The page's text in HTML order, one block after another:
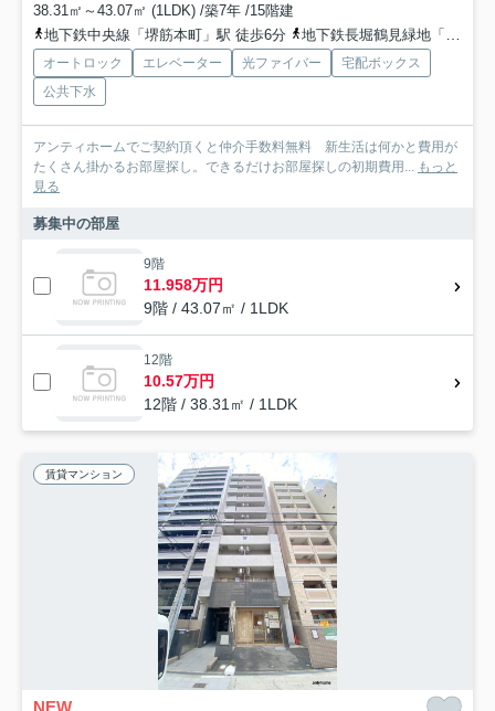
38.31㎡～43.07㎡ (1LDK) /築7年 /15階建
地下鉄中央線「堺筋本町」駅 徒歩6分
地下鉄長堀鶴見緑地「長堀橋」駅 徒歩9分
オートロック エレベーター 光ファイバー
宅配ボックス
公共下水
アンティホームでご契約頂くと仲介手数料無料 新生活は何かと費用が
たくさん掛かるお部屋探し。できるだけお部屋探しの初期費用...
もっと
見る
募集中の部屋
9階
11.958万円
9階 / 43.07㎡ / 1LDK
12階
10.57万円
12階 / 38.31㎡ / 1LDK
賃貸マンション
NEW